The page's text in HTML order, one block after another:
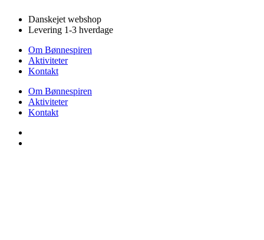
indhold
Danskejet webshop
Levering 1-3 hverdage
Om Bønnespiren
Aktiviteter
Kontakt
Om Bønnespiren
Aktiviteter
Kontakt